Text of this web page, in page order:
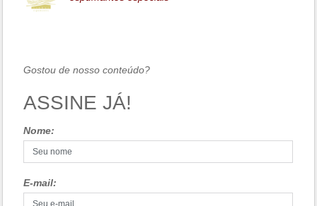
Gostou de nosso conteúdo?
ASSINE JÁ!
Nome:
E-mail: